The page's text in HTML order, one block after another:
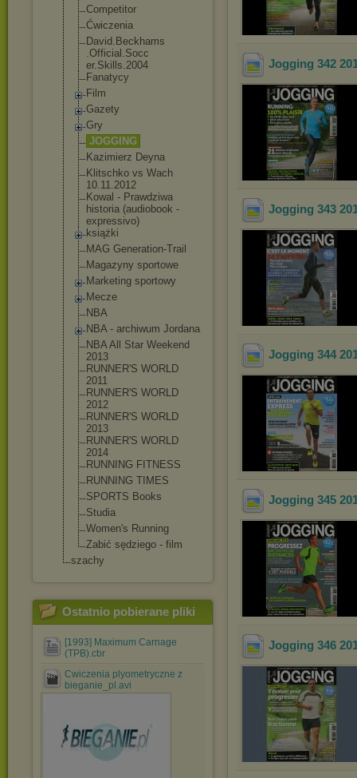
Competitor
Ćwiczenia
David.Beckhams
.Official.Socc
er.Skills.2004
Fanatycy
Film
Gazety
Gry
JOGGING
Kazimierz Deyna
Klitschko vs Wach
10.11.2012
Kowal - Prawdziwa
historia (audiobook -
expressivo)
książki
MAG Generation-Trail
Magazyny sportowe
Marketing sportowy
Mecze
NBA
NBA - archiwum Jordana
NBA All Star Weekend
2013
RUNNER'S WORLD
2011
RUNNER'S WORLD
2012
RUNNER'S WORLD
2013
RUNNER'S WORLD
2014
RUNNING FITNESS
RUNNING TIMES
SPORTS Books
Studia
Women's Running
Zabić sędziego - film
szachy
Ostatnio pobierane pliki
[1993] Maximum Carnage
(TPB).cbr
Cwiczenia plyometryczne z
bieganie_pl.avi
Jogging 342
Jogging 343
Jogging 344
Jogging 345
Jogging 346